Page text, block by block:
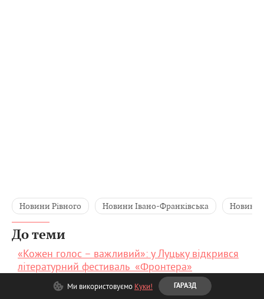
Новини Рівного Новини Івано-Франківська Новини
До теми
«Кожен голос – важливий»: у Луцьку відкрився
літературний фестиваль «Фронтера»
ZAXID.NETМи використовуємо Куки! ГАРАЗД